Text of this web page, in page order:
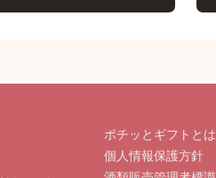
ポチッとギフトとは
個人情報保護方針